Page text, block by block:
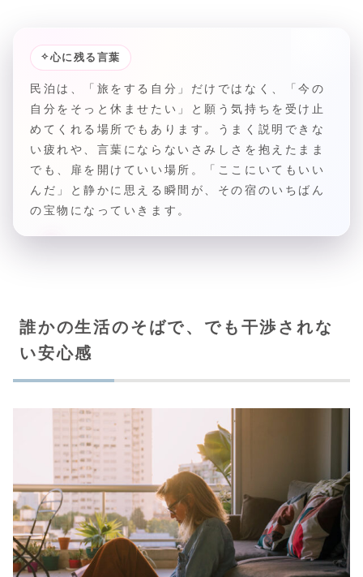
✧心に残る言葉
民泊は、「旅をする自分」だけではなく、「今の
自分をそっと休ませたい」と願う気持ちを受け止
めてくれる場所でもあります。うまく説明できな
い疲れや、言葉にならないさみしさを抱えたまま
でも、扉を開けていい場所。「ここにいてもいい
んだ」と静かに思える瞬間が、その宿のいちばん
の宝物になっていきます。
誰かの生活のそばで、でも干渉されな
い安心感